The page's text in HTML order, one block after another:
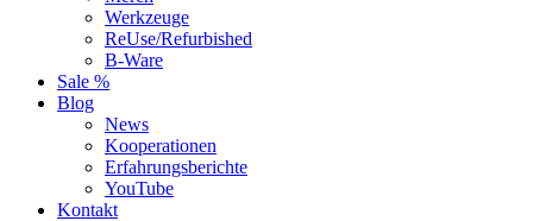
Werkzeuge
ReUse/Refurbished
B-Ware
Sale %
Blog
News
Kooperationen
Erfahrungsberichte
YouTube
Kontakt